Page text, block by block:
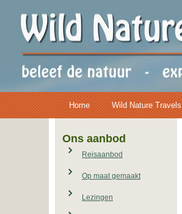
Home Wild Nature Travels
Ons aanbod
Reisaanbod
Op maat gemaakt
Lezingen